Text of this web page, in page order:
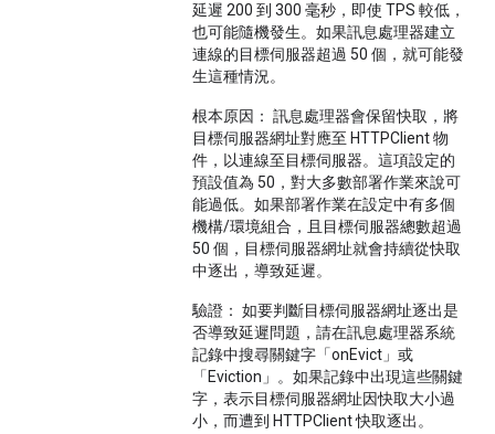
延遲 200 到 300 毫秒，即使 TPS 較低，
也可能隨機發生。如果訊息處理器建立
連線的目標伺服器超過 50 個，就可能發
生這種情況。
根本原因： 訊息處理器會保留快取，將
目標伺服器網址對應至 HTTPClient 物
件，以連線至目標伺服器。這項設定的
預設值為 50，對大多數部署作業來說可
能過低。如果部署作業在設定中有多個
機構/環境組合，且目標伺服器總數超過
50 個，目標伺服器網址就會持續從快取
中逐出，導致延遲。
驗證： 如要判斷目標伺服器網址逐出是
否導致延遲問題，請在訊息處理器系統
記錄中搜尋關鍵字「onEvict」或
「Eviction」。如果記錄中出現這些關鍵
字，表示目標伺服器網址因快取大小過
小，而遭到 HTTPClient 快取逐出。